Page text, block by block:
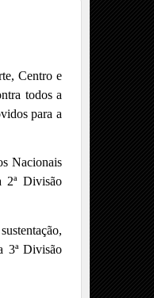
Centro e
todos a
para a
Nacionais
2ª Divisão
3ª Divisão